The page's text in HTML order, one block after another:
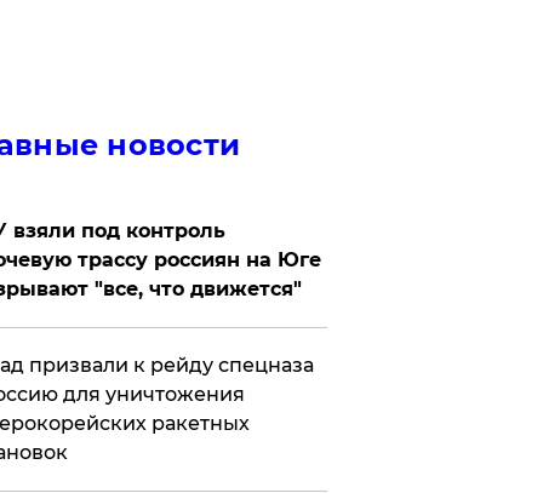
новости
взяли под контроль
трассу россиян на Юге
"все, что движется"
призвали к рейду спецназа
для уничтожения
ракетных